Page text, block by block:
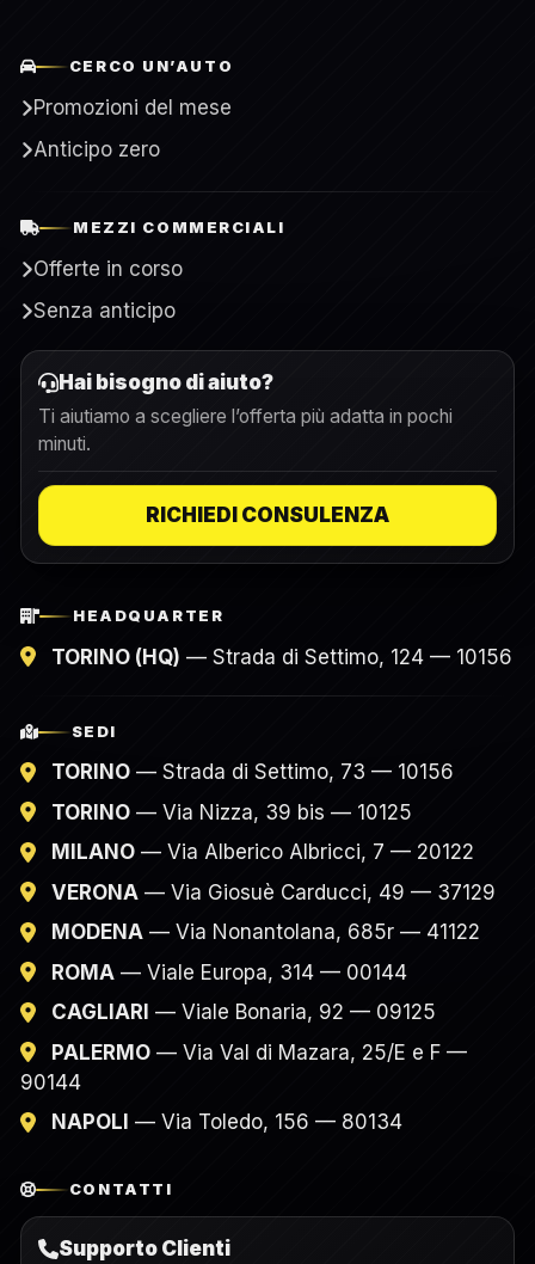
CERCO UN’AUTO
Promozioni del mese
Anticipo zero
MEZZI COMMERCIALI
Offerte in corso
Senza anticipo
Hai bisogno di aiuto?
Ti aiutiamo a scegliere l’offerta più adatta in pochi
minuti.
RICHIEDI CONSULENZA
HEADQUARTER
TORINO (HQ) — Strada di Settimo, 124 — 10156
SEDI
TORINO — Strada di Settimo, 73 — 10156
TORINO — Via Nizza, 39 bis — 10125
MILANO — Via Alberico Albricci, 7 — 20122
VERONA — Via Giosuè Carducci, 49 — 37129
MODENA — Via Nonantolana, 685r — 41122
ROMA — Viale Europa, 314 — 00144
CAGLIARI — Viale Bonaria, 92 — 09125
PALERMO — Via Val di Mazara, 25/E e F —
90144
NAPOLI — Via Toledo, 156 — 80134
CONTATTI
Supporto Clienti